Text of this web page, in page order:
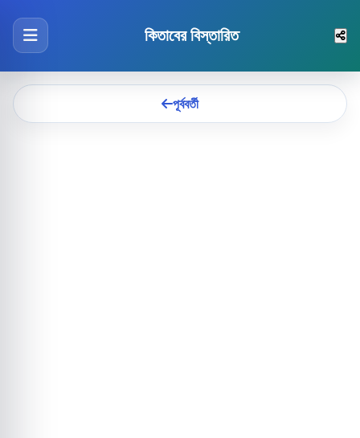
কিতাবের বিস্তারিত
পূর্ববর্তী